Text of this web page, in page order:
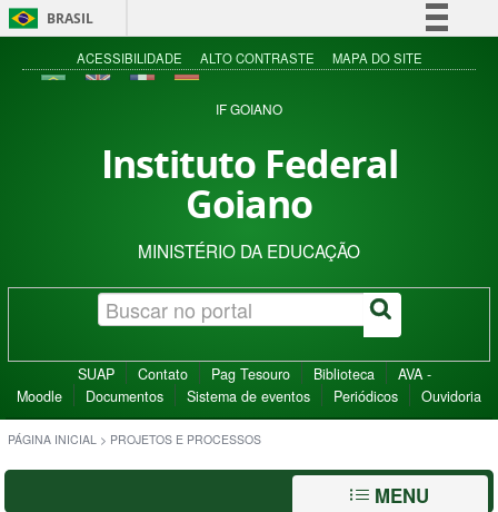
BRASIL
Simplifique!
Acesso à informação
ACESSIBILIDADE ALTO CONTRASTE MAPA DO SITE
IF GOIANO
Instituto Federal
Goiano
MINISTÉRIO DA EDUCAÇÃO
SUAP Contato Pag Tesouro Biblioteca
AVA -
Moodle
Documentos Sistema de eventos Periódicos Ouvidoria
PÁGINA INICIAL > PROJETOS E PROCESSOS
MENU